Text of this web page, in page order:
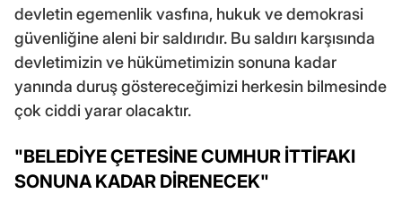
devletin egemenlik vasfına, hukuk ve demokrasi
güvenliğine aleni bir saldırıdır. Bu saldırı karşısında
devletimizin ve hükümetimizin sonuna kadar
yanında duruş göstereceğimizi herkesin bilmesinde
çok ciddi yarar olacaktır.
"BELEDİYE ÇETESİNE CUMHUR İTTİFAKI
SONUNA KADAR DİRENECEK"